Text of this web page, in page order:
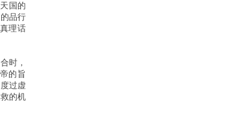
国的
品行
理话
时，
的旨
过虚
的机